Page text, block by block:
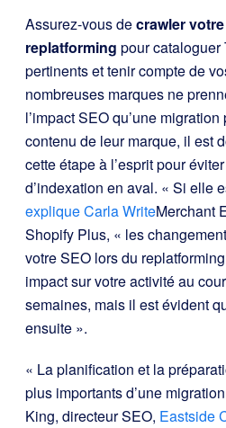
Assurez-vous decrawler
replatforming pour cataloguer
pertinents et tenir compte de
nombreuses marques ne
l’impact SEO qu’une
contenu de leur marque, il est
cette étape à l’esprit pour
d’indexation en aval. « Si elle
explique Carla WriteMerchant
Shopify Plus, « les
votre SEO lors du
impact sur votre activité au
semaines, mais il est évident
ensuite ».
« La planification et la
plus importants d’une
King, directeur SEO, Eastside